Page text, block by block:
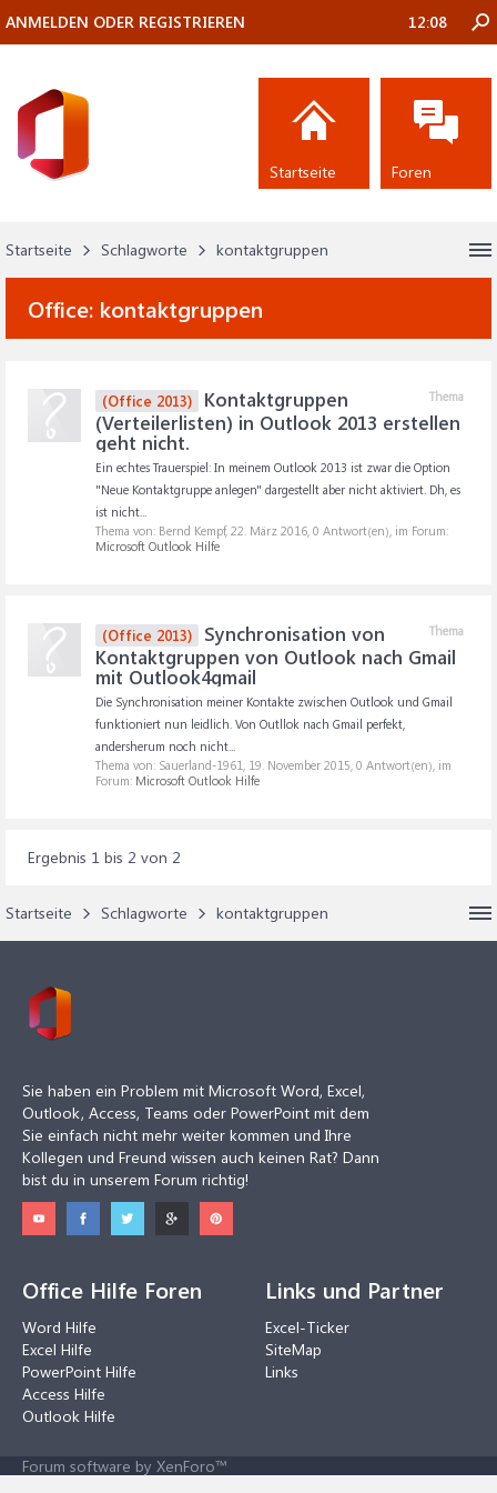
Startseite Schlagworte kontaktgruppen
Office: kontaktgruppen
Thema
(Office 2013)
Kontaktgruppen
(Verteilerlisten) in Outlook 2013 erstellen
geht nicht.
Ein echtes Trauerspiel: In meinem Outlook 2013 ist zwar die Option
"Neue Kontaktgruppe anlegen" dargestellt aber nicht aktiviert. Dh, es
ist nicht...
Thema von: Bernd Kempf, 22. März 2016, 0 Antwort(en), im Forum:
Microsoft Outlook Hilfe
Thema
(Office 2013)
Synchronisation von
Kontaktgruppen von Outlook nach Gmail
mit Outlook4gmail
Die Synchronisation meiner Kontakte zwischen Outlook und Gmail
funktioniert nun leidlich. Von Outllok nach Gmail perfekt,
andersherum noch nicht...
Thema von: Sauerland-1961, 19. November 2015, 0 Antwort(en), im
Forum: Microsoft Outlook Hilfe
Ergebnis 1 bis 2 von 2
Startseite Schlagworte kontaktgruppen
ANMELDEN ODER REGISTRIEREN 12:08
Startseite Foren
Sie haben ein Problem mit Microsoft Word, Excel,
Outlook, Access, Teams oder PowerPoint mit dem
Sie einfach nicht mehr weiter kommen und Ihre
Kollegen und Freund wissen auch keinen Rat? Dann
bist du in unserem Forum richtig!
Office Hilfe Foren
Word Hilfe
Excel Hilfe
PowerPoint Hilfe
Access Hilfe
Outlook Hilfe
Links und Partner
Excel-Ticker
SiteMap
Links
Forum software by XenForo™